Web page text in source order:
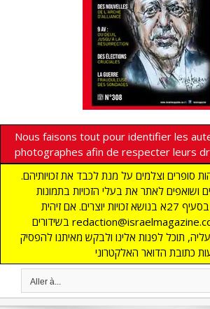
Nous faisons tout pour identifier les
photographes afin de respecter leurs
סופרים וצלמים על מנת לכבד את זכויותיהם.
ושואפים לאתר את בעלי הזכויות בתמונות
המגיעות אלינו כנדרש בסעיף 27א בנושא זכויות יוצרים. אם זיהית
בשידורים redaction@israelmagazine.co.il שלנו תמונה שאתה
עליה, תוכל לפנות אלינו ולבקש מאיתנו להפסיק
כתובת הדואר האלקטרוני
Aller à...